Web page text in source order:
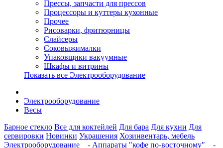
Прессы, запчасти для прессов
Процессоры и куттеры кухонные
Прочее
Рисоварки, фритюрницы
Слайсеры
Соковыжималки
Упаковщики вакуумные
Шкафы и витрины
Показать все Электрооборудование
Электрооборудование
Весы
Барное стекло Все для коктейлей Для бара Для кухни Для
сервировки Новинки Украшения Хозинвентарь, мебель
Электрооборудование
- Аппараты "кофе по-восточному"
-